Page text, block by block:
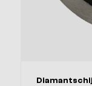
Afmeting